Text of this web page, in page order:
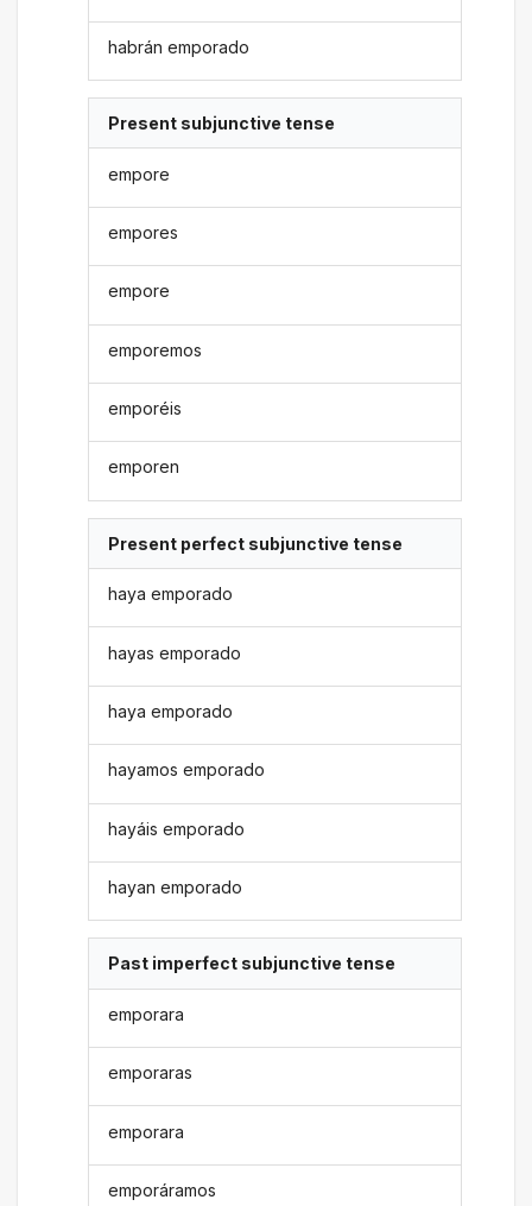
habrán emporado
Present subjunctive tense
empore
empores
empore
emporemos
emporéis
emporen
Present perfect subjunctive tense
haya emporado
hayas emporado
haya emporado
hayamos emporado
hayáis emporado
hayan emporado
Past imperfect subjunctive tense
emporara
emporaras
emporara
emporáramos